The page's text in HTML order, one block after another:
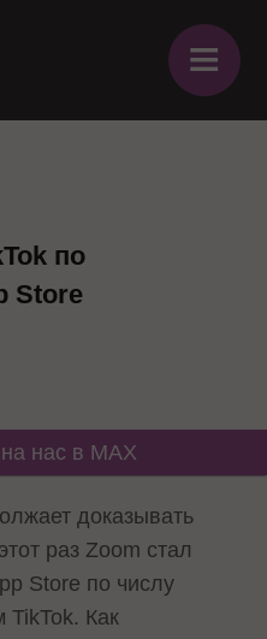
≡
по
Store
нас в MAX
доказывать
раз Zoom стал
Store по числу
TikTok. Как